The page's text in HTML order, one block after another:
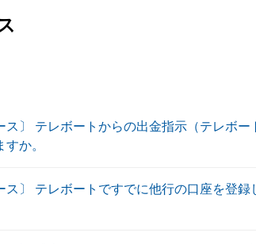
ス〕 テレボートからの出金指示（テレボ
か。
ス〕 テレボートですでに他行の口座を登